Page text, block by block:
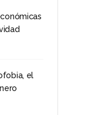
el